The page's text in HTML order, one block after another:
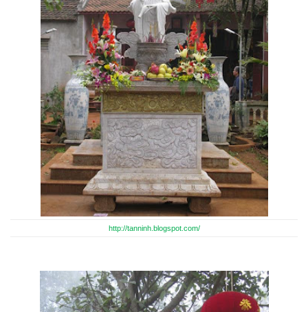
http://tanninh.blogspot.com/